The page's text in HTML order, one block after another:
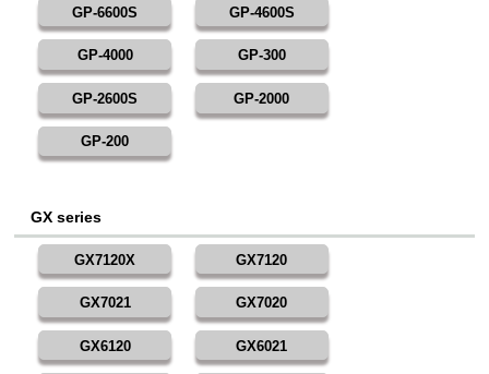
GP-6600S GP-4600S
GP-4000 GP-300
GP-2600S GP-2000
GP-200
GX series
GX7120X GX7120
GX7021 GX7020
GX6120 GX6021